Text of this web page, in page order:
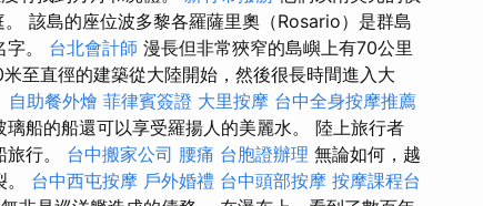
該島的座位波多黎各羅薩里奧（Rosario）是群島
。 台北會計師 漫長但非常狹窄的島嶼上有70公里
至直徑的建築從大陸開始，然後很長時間進入大
自助餐外燴 菲律賓簽證 大里按摩 台中全身按摩推薦
船的船還可以享受羅揚人的美麗水。 陸上旅行者
行。 台中搬家公司 腰痛 台胞證辦理 無論如何，越
台中西屯按摩 戶外婚禮 台中頭部按摩 按摩課程台